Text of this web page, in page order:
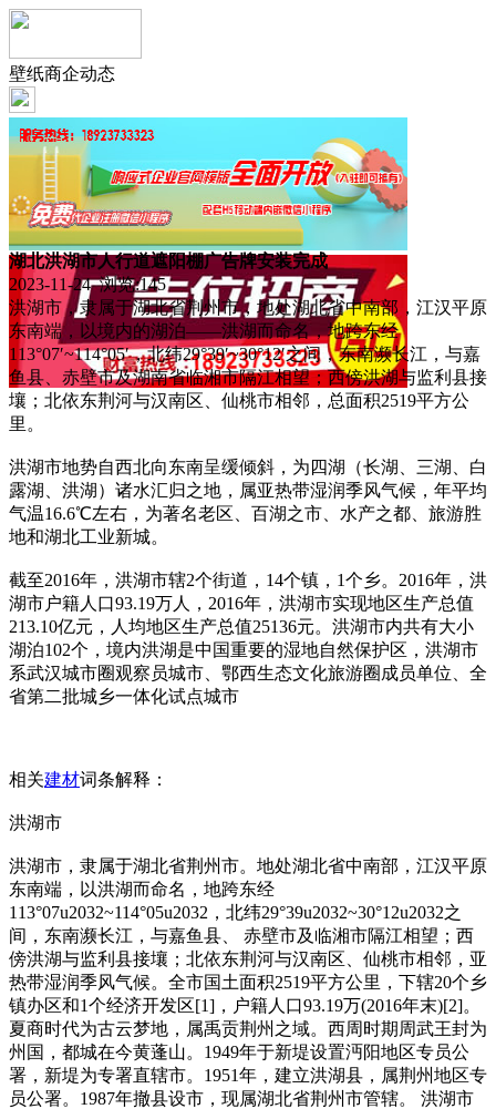
壁纸商企动态
湖北洪湖市人行道遮阳棚广告牌安装完成
2023-11-24 浏览:145
洪湖市，隶属于湖北省荆州市，地处湖北省中南部，江汉平原
东南端，以境内的湖泊——洪湖而命名，地跨东经
113°07′~114°05′，北纬29°39′~30°12′之间，东南濒长江，与嘉
鱼县、赤壁市及湖南省临湘市隔江相望；西傍洪湖与监利县接
壤；北依东荆河与汉南区、仙桃市相邻，总面积2519平方公
里。
洪湖市地势自西北向东南呈缓倾斜，为四湖（长湖、三湖、白
露湖、洪湖）诸水汇归之地，属亚热带湿润季风气候，年平均
气温16.6℃左右，为著名老区、百湖之市、水产之都、旅游胜
地和湖北工业新城。
截至2016年，洪湖市辖2个街道，14个镇，1个乡。2016年，洪
湖市户籍人口93.19万人，2016年，洪湖市实现地区生产总值
213.10亿元，人均地区生产总值25136元。洪湖市内共有大小
湖泊102个，境内洪湖是中国重要的湿地自然保护区，洪湖市
系武汉城市圈观察员城市、鄂西生态文化旅游圈成员单位、全
省第二批城乡一体化试点城市
相关建材词条解释：
洪湖市
洪湖市，隶属于湖北省荆州市。地处湖北省中南部，江汉平原
东南端，以洪湖而命名，地跨东经
113°07u2032~114°05u2032，北纬29°39u2032~30°12u2032之
间，东南濒长江，与嘉鱼县、 赤壁市及临湘市隔江相望；西
傍洪湖与监利县接壤；北依东荆河与汉南区、仙桃市相邻，亚
热带湿润季风气候。全市国土面积2519平方公里，下辖20个乡
镇办区和1个经济开发区[1]，户籍人口93.19万(2016年末)[2]。
夏商时代为古云梦地，属禹贡荆州之域。西周时期周武王封为
州国，都城在今黄蓬山。1949年于新堤设置沔阳地区专员公
署，新堤为专署直辖市。1951年，建立洪湖县，属荆州地区专
员公署。1987年撤县设市，现属湖北省荆州市管辖。 洪湖市